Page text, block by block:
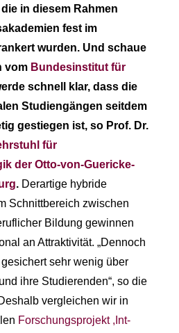
in diesem Rahmen
fest im
wurden. Und schaue
vom Bundesinstitut für
schnell klar, dass die
Studiengängen seitdem
gestiegen ist, so Prof. Dr.
für
der Otto-von-Guericke-
. Derartige hybride
Schnittbereich zwischen
Bildung gewinnen
an Attraktivität. „Dennoch
sehr wenig über
ihre Studierenden“, so die
vergleichen wir in
Forschungsprojekt ,Int-